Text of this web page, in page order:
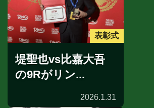
表彰式
堤聖也vs比嘉大吾
の9Rがリン...
2026.1.31